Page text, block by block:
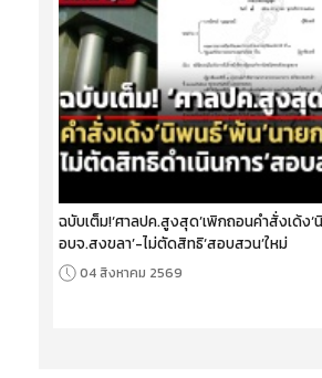
ฉบับเต็ม!‘ศาลปค.สูงสุด’เพิกถอนคำสั่งเด้ง‘
อบจ.สงขลา’-ไม่ตัดสิทธิ‘สอบสวน’ใหม่
04 สิงหาคม 2569